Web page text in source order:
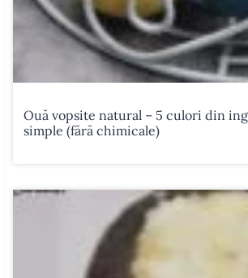
Ouă vopsite natural – 5 culori din
simple (fără chimicale)